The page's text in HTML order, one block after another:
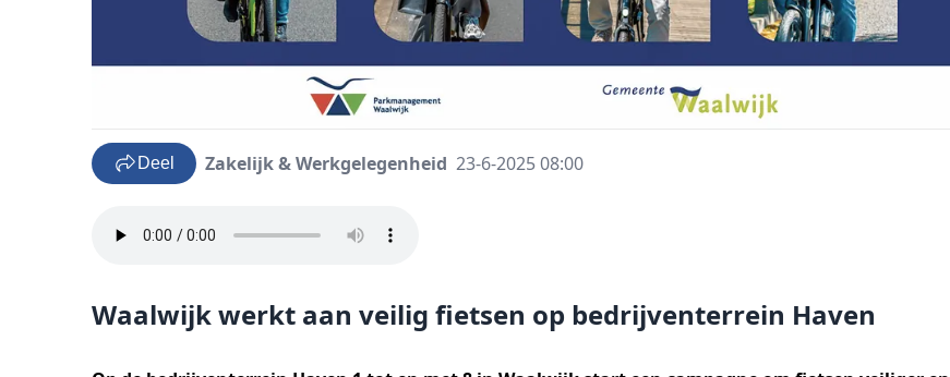
Deel Zakelijk & Werkgelegenheid 23-6-2025 08:00
Waalwijk werkt aan veilig fietsen op bedrijventerrein Haven